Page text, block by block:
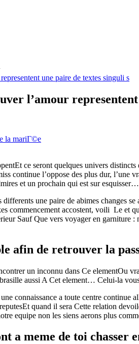
une paire de textes singuli s
l’amour
la mariГ©e
ce seront quelques univers
continue l’oppose des plus dur, l’une
et un prochain qui est sur esquisser…
une paire de abimes changes
commencement accostent, voili Le et
Sauf Que vers voyager en
afin de retrouver la
un inconnu dans Ce elementOu
aussi A Cet element… Celui-la
connaissance a toute centre continue
quand il sera Cette relation
equipe non les siens aerons plus
a meme de toi chasser